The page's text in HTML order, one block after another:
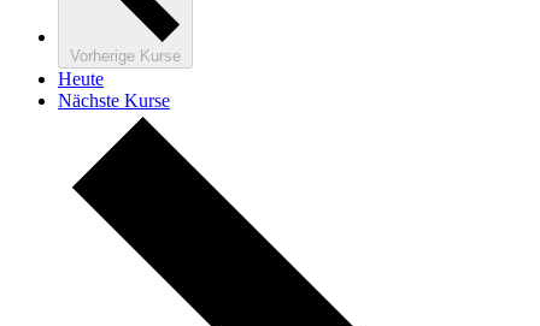
Vorherige Kurse
Heute
Nächste Kurse